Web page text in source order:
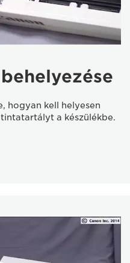
hogyan kell helyesen
a készülékbe.